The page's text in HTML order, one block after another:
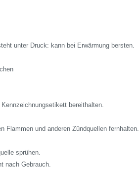
unter Druck: kann bei Erwärmung bersten.
bereithalten.
Flammen und anderen Zündquellen fernhalten.
sprühen.
nach Gebrauch.